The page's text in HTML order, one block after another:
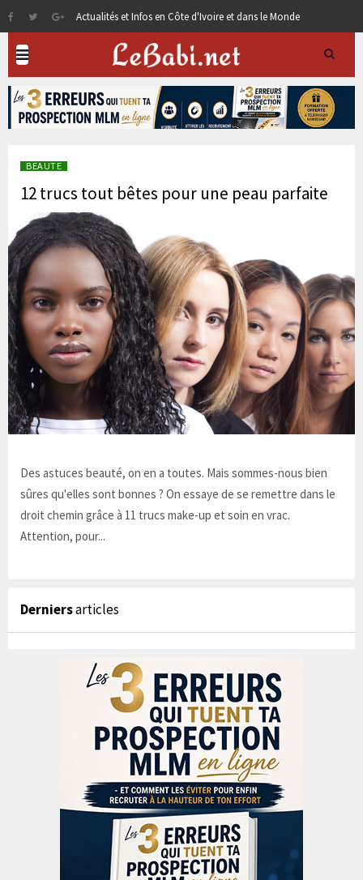
Actualités et Infos en Côte d'Ivoire et dans le Monde
BEAUTE
12 trucs tout bêtes pour une peau parfaite
Des astuces beauté, on en a toutes. Mais sommes-nous bien
sûres qu'elles sont bonnes ? On essaye de se remettre dans le
droit chemin grâce à 11 trucs make-up et soin en vrac.
Attention, pour...
Derniersarticles